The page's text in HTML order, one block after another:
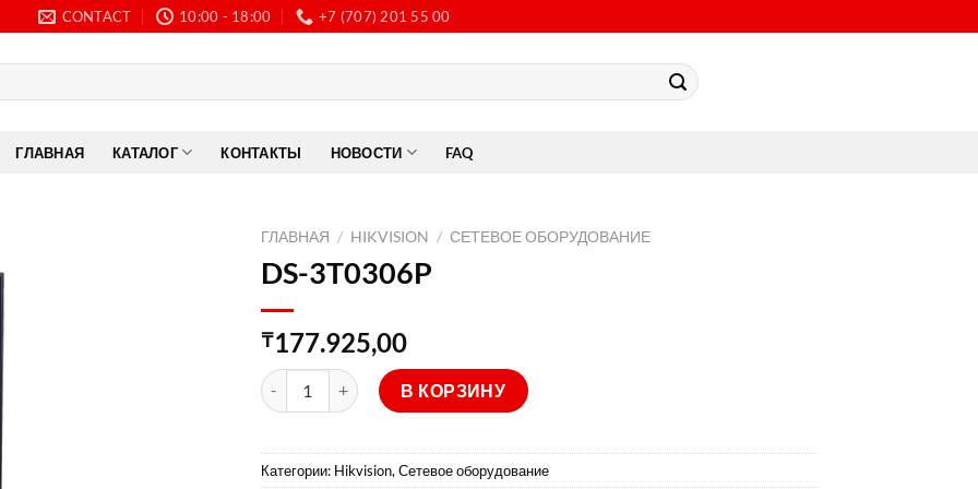
CONTACT 10:00 - 18:00 +7 (707) 201 55 00
ГЛАВНАЯ КАТАЛОГ КОНТАКТЫ НОВОСТИ FAQ
ГЛАВНАЯ / HIKVISION / СЕТЕВОЕ ОБОРУДОВАНИЕ
DS-3T0306P
₸177.925,00
Количество товара DS-3T0306P
В КОРЗИНУ
Категории: Hikvision, Сетевое оборудование